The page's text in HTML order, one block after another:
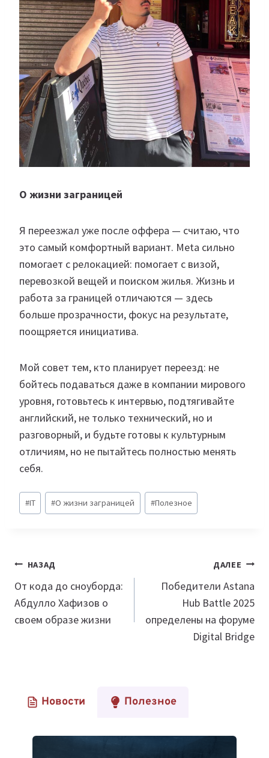
О жизни заграницей
Я переезжал уже после оффера — считаю, что
это самый комфортный вариант. Meta сильно
помогает с релокацией: помогает с визой,
перевозкой вещей и поиском жилья. Жизнь и
работа за границей отличаются — здесь
больше прозрачности, фокус на результате,
поощряется инициатива.
Мой совет тем, кто планирует переезд: не
бойтесь подаваться даже в компании мирового
уровня, готовьтесь к интервью, подтягивайте
английский, не только технический, но и
разговорный, и будьте готовы к культурным
отличиям, но не пытайтесь полностью менять
себя.
Метки
записи:
#IT #О жизни заграницей #Полезное
Навигация
по
записям
НАЗАД
От кода до сноуборда:
Абдулло Хафизов о
своем образе жизни
ДАЛЕЕ
Победители Astana
Hub Battle 2025
определены на форуме
Digital Bridge
Новости Полезное